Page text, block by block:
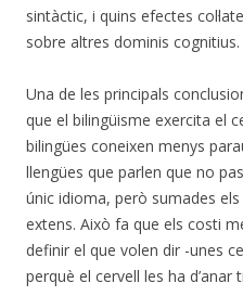
sintàctic, i quins efectes
sobre altres dominis cognitius.
Una de les principals
que el bilingüisme exercita el
bilingües coneixen menys
llengües que parlen que no
únic idioma, però sumades
extens. Això fa que els costi
definir el que volen dir -unes
perquè el cervell les ha